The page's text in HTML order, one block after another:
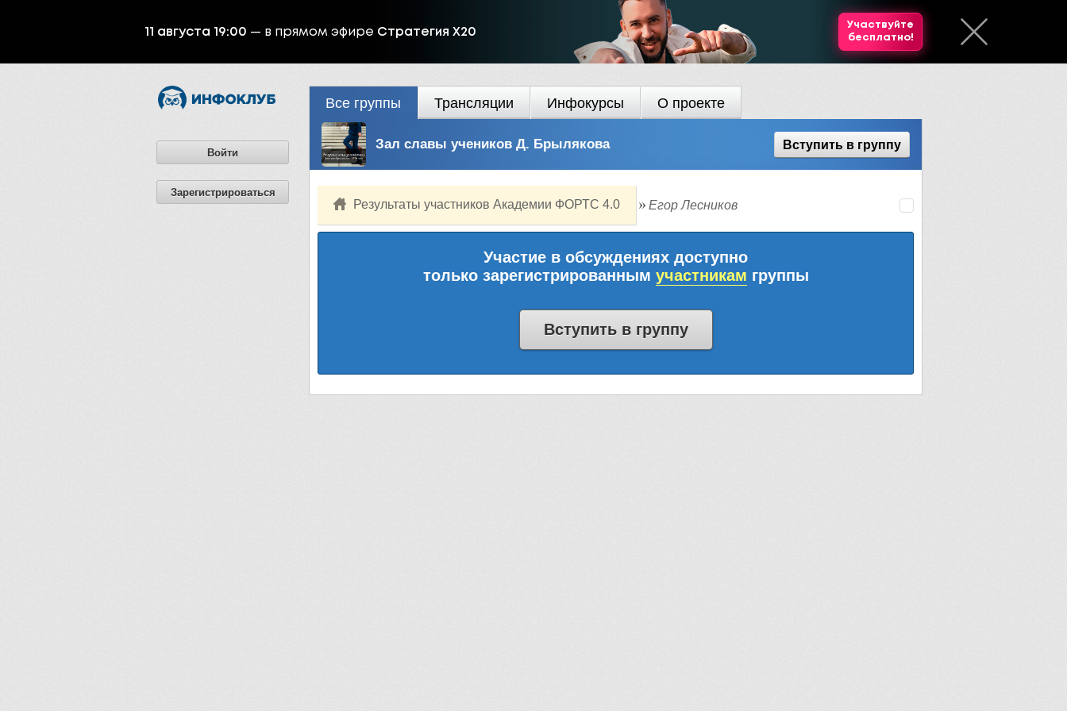
11 августа 19:00 — в прямом эфире Стратегия Х20
Участвуйте
бесплатно!
Войти
Зарегистрироваться
Все группы Трансляции Инфокурсы О проекте
Зал славы учеников Д. Брылякова Вступить в группу
Результаты участников Академии ФОРТС 4.0 Егор Лесников
Участие в обсуждениях доступно
только зарегистрированным участникам группы
Вступить в группу